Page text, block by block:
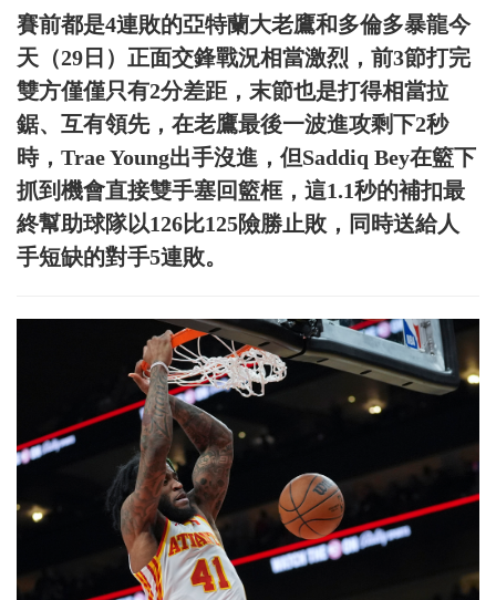
賽前都是4連敗的亞特蘭大老鷹和多倫多暴龍今
天（29日）正面交鋒戰況相當激烈，前3節打完
雙方僅僅只有2分差距，末節也是打得相當拉
鋸、互有領先，在老鷹最後一波進攻剩下2秒
時，Trae Young出手沒進，但Saddiq Bey在籃下
抓到機會直接雙手塞回籃框，這1.1秒的補扣最
終幫助球隊以126比125險勝止敗，同時送給人
手短缺的對手5連敗。